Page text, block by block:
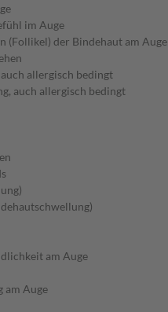
im Auge
(Follikel) der Bindehaut am Auge
allergisch bedingt
auch allergisch bedingt
am Auge
am Auge